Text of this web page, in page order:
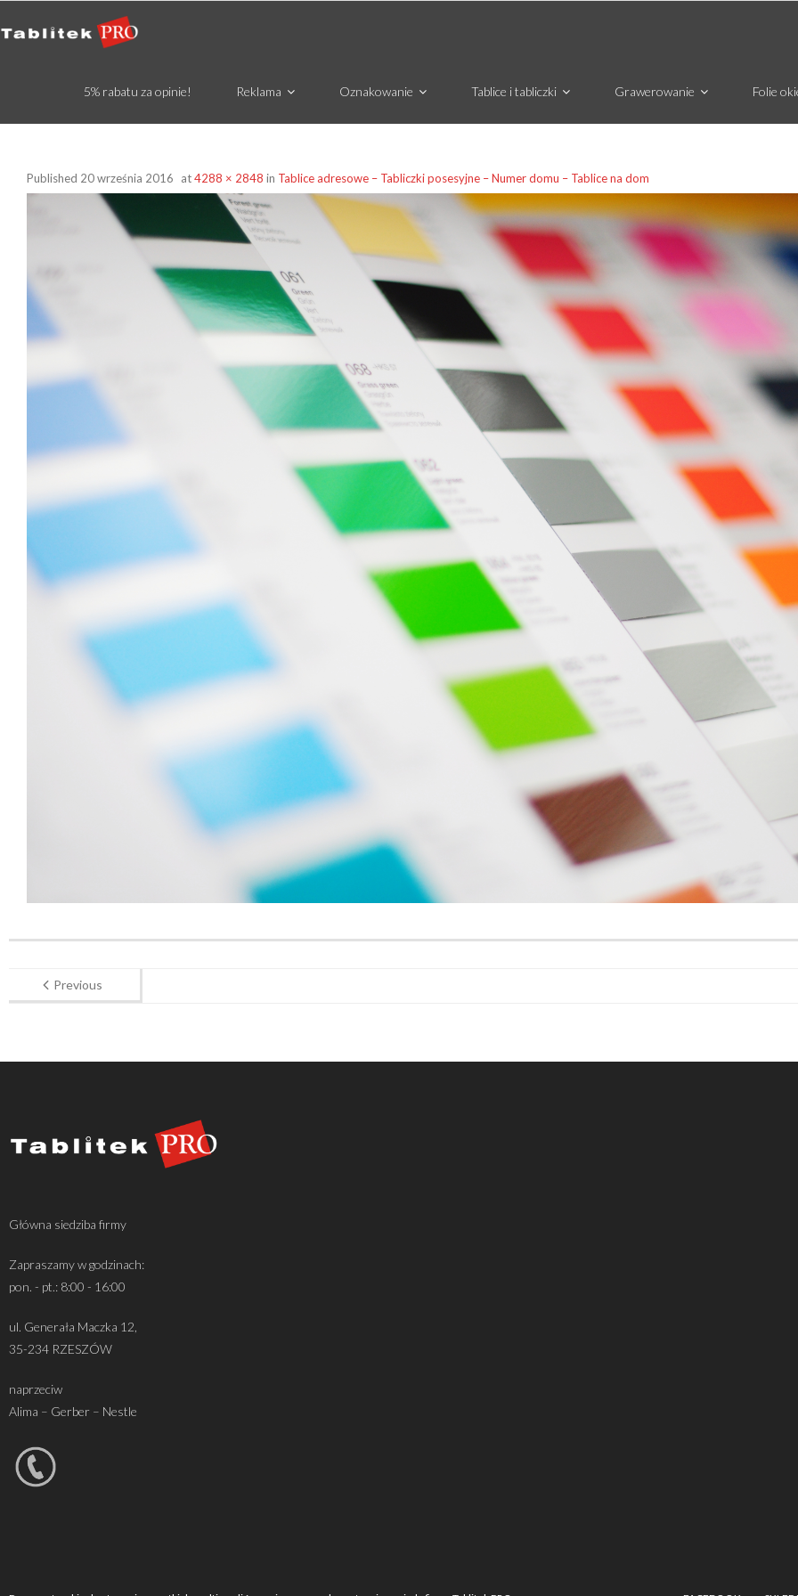
5% rabatu za opinie! Reklama Oznakowanie Tablice i tabliczki Grawerowanie Folie
Published 20 września 2016 at4288 × 2848 in Tablice adresowe – Tabliczki posesyjne – Numer domu – Tablice na dom
Previous
Główna siedziba firmy
Zapraszamy w godzinach:
pon. - pt.: 8:00 - 16:00
ul. Generała Maczka 12,
35-234 RZESZÓW
naprzeciw
Alima – Gerber – Nestle